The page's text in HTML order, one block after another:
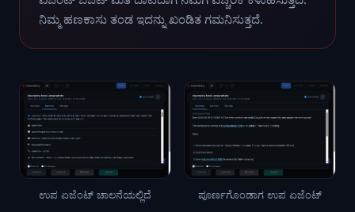
ನಿಮ್ಮ ಹಣಕಾಸು ತಂಡ ಇದನ್ನು ಖಂಡಿತ ಗಮನಿಸುತ್ತದೆ.
ಉಪ ಏಜೆಂಟ್ ಚಾಲನೆಯಲ್ಲಿದೆ ಪೂರ್ಣಗೊಂಡಾಗ ಉಪ ಏಜೆಂಟ್